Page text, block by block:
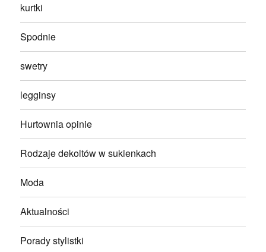
kurtki
Spodnie
swetry
legginsy
Hurtownia opinie
Rodzaje dekoltów w sukienkach
Moda
Aktualności
Porady stylistki